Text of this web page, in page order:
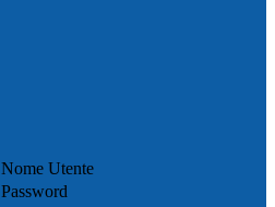
Nome Utente
Password